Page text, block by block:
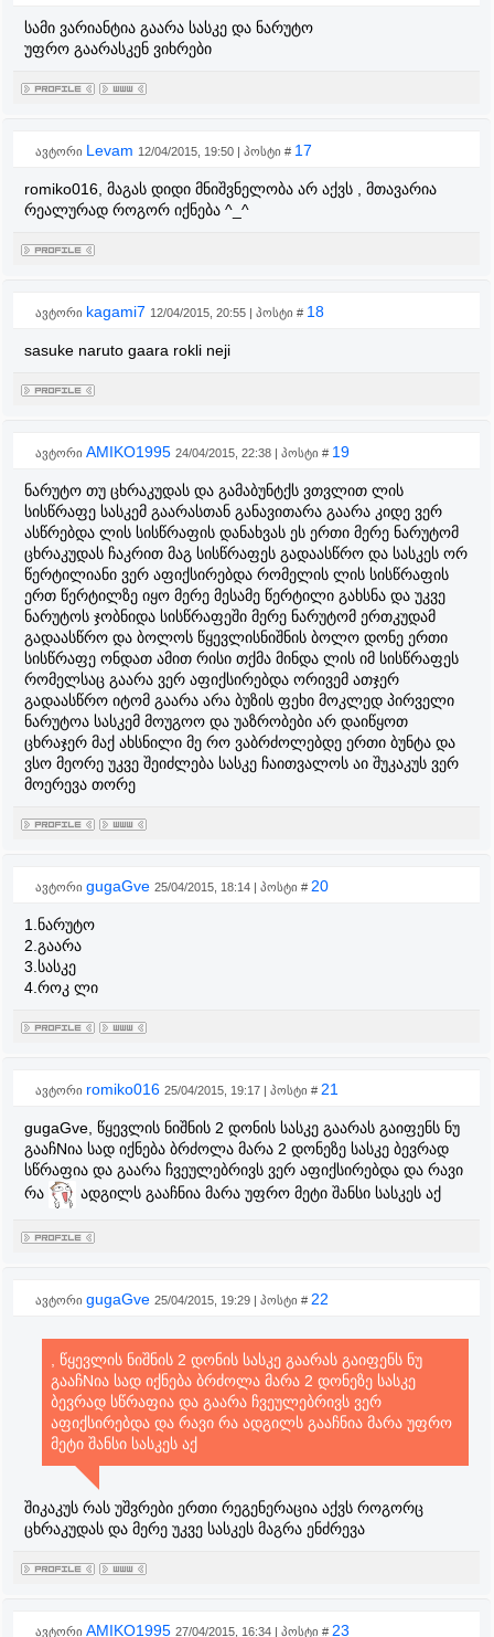
სამი ვარიანტია გაარა სასკე და ნარუტო
უფრო გაარასკენ ვიხრები
ავტორი Levam 12/04/2015, 19:50 | პოსტი # 17
romiko016, მაგას დიდი მნიშვნელობა არ აქვს , მთავარია
რეალურად როგორ იქნება ^_^
ავტორი kagami7 12/04/2015, 20:55 | პოსტი # 18
sasuke naruto gaara rokli neji
ავტორი AMIKO1995 24/04/2015, 22:38 | პოსტი # 19
ნარუტო თუ ცხრაკუდას და გამაბუნტქს ვთვლით ლის
სისწრაფე სასკემ გაარასთან განავითარა გაარა კიდე ვერ
ასწრებდა ლის სისწრაფის დანახვას ეს ერთი მერე ნარუტომ
ცხრაკუდას ჩაკრით მაგ სისწრაფეს გადაასწრო და სასკეს ორ
წერტილიანი ვერ აფიქსირებდა რომელის ლის სისწრაფის
ერთ წერტილზე იყო მერე მესამე წერტილი გახსნა და უკვე
ნარუტოს ჯობნიდა სისწრაფეში მერე ნარუტომ ერთკუდამ
გადაასწრო და ბოლოს წყევლისნიშნის ბოლო დონე ერთი
სისწრაფე ონდათ ამით რისი თქმა მინდა ლის იმ სისწრაფეს
რომელსაც გაარა ვერ აფიქსირებდა ორივემ ათჯერ
გადაასწრო იტომ გაარა არა ბუზის ფეხი მოკლედ პირველი
ნარუტოა სასკემ მოუგოო და უაზრობები არ დაიწყოთ
ცხრაჯერ მაქ ახსნილი მე რო ვაბრძოლებდე ერთი ბუნტა და
ვსო მეორე უკვე შეიძლება სასკე ჩაითვალოს აი შუკაკუს ვერ
მოერევა თორე
ავტორი gugaGve 25/04/2015, 18:14 | პოსტი # 20
1.ნარუტო
2.გაარა
3.სასკე
4.როკ ლი
ავტორი romiko016 25/04/2015, 19:17 | პოსტი # 21
gugaGve, წყევლის ნიშნის 2 დონის სასკე გაარას გაიფენს ნუ
გააჩNია სად იქნება ბრძოლა მარა 2 დონეზე სასკე ბევრად
სწრაფია და გაარა ჩვეულებრივს ვერ აფიქსირებდა და რავი
რა
ადგილს გააჩნია მარა უფრო მეტი შანსი სასკეს აქ
ავტორი gugaGve 25/04/2015, 19:29 | პოსტი # 22
, წყევლის ნიშნის 2 დონის სასკე გაარას გაიფენს ნუ
გააჩNია სად იქნება ბრძოლა მარა 2 დონეზე სასკე
ბევრად სწრაფია და გაარა ჩვეულებრივს ვერ
აფიქსირებდა და რავი რა ადგილს გააჩნია მარა უფრო
მეტი შანსი სასკეს აქ
შიკაკუს რას უშვრები ერთი რეგენერაცია აქვს როგორც
ცხრაკუდას და მერე უკვე სასკეს მაგრა ენძრევა
ავტორი AMIKO1995 27/04/2015, 16:34 | პოსტი # 23